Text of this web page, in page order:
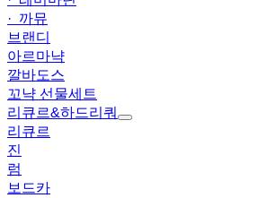
· 까뮤
브랜디
아르마냑
깔바도스
꼬냑 선물세트
리큐르&하드리쿼
리큐르
진
럼
보드카